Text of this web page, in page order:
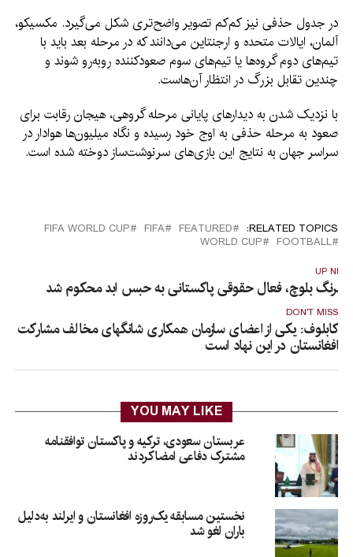
در جدول حذفی نیز کم‌کم تصویر واضح‌تری شکل می‌گیرد. مکسیکو،
آلمان، ایالات متحده و ارجنتاین می‌دانند که در مرحله بعد باید با
تیم‌های دوم گروه‌ها یا تیم‌های سوم صعودکننده روبه‌رو شوند و
چندین تقابل بزرگ در انتظار آن‌هاست.
با نزدیک شدن به دیدارهای پایانی مرحله گروهی، هیجان رقابت برای
صعود به مرحله حذفی به اوج خود رسیده و نگاه میلیون‌ها هوادار در
سراسر جهان به نتایج این بازی‌های سرنوشت‌ساز دوخته شده است.
RELATED TOPICS:
FEATURED
FIFA
FIFA WORLD CUP
FOOTBALL
WORLD CUP
UP
بلوچ، فعال حقوقی پاکستانی به حبس ابد محکوم شد
DON'T MISS
کابلوف: یکی از اعضای سازمان همکاری شانگهای مخالف مشارکت
افغانستان در این نهاد است
YOU MAY LIKE
عربستان سعودی، ترکیه و پاکستان توافقنامه
مشترک دفاعی امضا کردند
نخستین مسابقه یک‌روزه افغانستان و ایرلند به‌دلیل
باران لغو شد